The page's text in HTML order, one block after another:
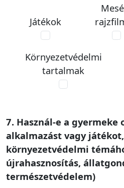
Játékok
Környezetvédelmi
tartalmak
7. Használ-e a
alkalmazást vagy
környezetvédelmi
újrahasznosítás,
természetvédelem)